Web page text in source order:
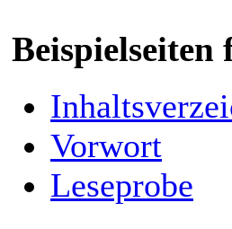
Vorwort
Leseprobe